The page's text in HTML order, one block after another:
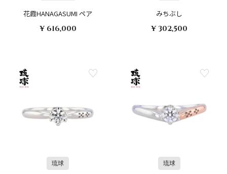
花霞HANAGASUMI ペア
¥ 616,000
みちぶし
¥ 302,500
琉球 琉球